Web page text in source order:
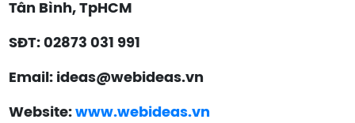
Tân Bình, TpHCM
SĐT: 02873 031 991
Email: ideas@webideas.vn
Website:www.webideas.vn